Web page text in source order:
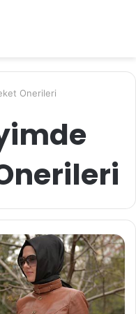
Onerileri